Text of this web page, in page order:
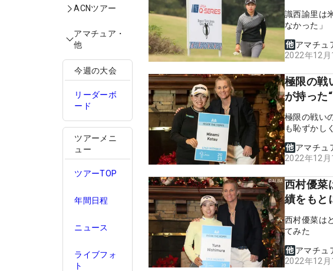
ACNツアー
アマチュア・
他
今週の大会
リーダーボ
ード
ツアーメニ
ュー
ツアーTOP
年間日程
ニュース
ライブフォ
ト
識西諭里は
なかった」
アマチュ
2022年12
極限の戦
が持った
極限の戦い
も恥ずかし
アマチュ
2022年12
西村優菜
績をもと
西村優菜は
てみた
アマチュ
2022年12